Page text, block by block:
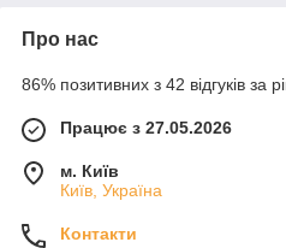
Про нас
86% позитивних з 42 відгуків за
Працює з 27.05.2026
м. Київ
Київ, Україна
Контакти